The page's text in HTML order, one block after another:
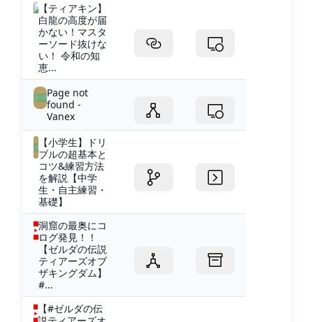
【ティアキン】
白龍の高度が届
かない！マスタ
ーソード抜けな
い！ 令和の知
恵...
Page not
found -
Vanex
【小学生】ドリ
ブルの超基本と
コツ&練習方法
を解説【中学
生・自主練習・
基礎】
洞窟の最奥にコ
ログ発見！！
【ゼルダの伝説
ティアーズオブ
ザキングダム】
#...
【#ゼルダの伝